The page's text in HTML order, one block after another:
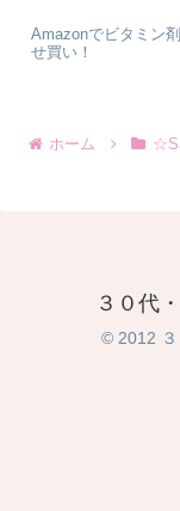
Amazonでビタミン
せ買い！
ホーム
３０代
© 2012 ３